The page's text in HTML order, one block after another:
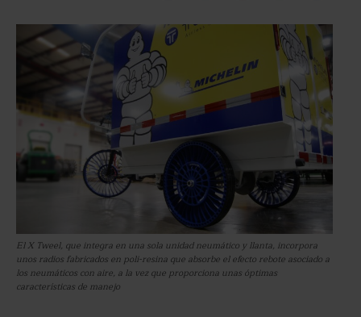
El X Tweel, que integra en una sola unidad neumático y llanta, incorpora
unos radios fabricados en poli-resina que absorbe el efecto rebote asociado a
los neumáticos con aire, a la vez que proporciona unas óptimas
características de manejo